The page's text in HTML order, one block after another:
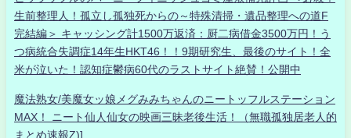
生前整理人！孤立し孤独死からの～特殊清掃・遺品整理への道F
完結編＞ キャッシング計1500万返済：厨二病借金3500万円！う
つ病統合失調症14年生HKT46！！9期研究生、最後のサイト！全
米が泣いた！認知症鬱病60代のラストサイト絶賛！公開中
魔法熟女/美魔女ッ娘メグみみちゃんのニートッフルステーション
MAX！ ニート仙人仙女の映画三昧老後生活！（無職孤独居老人的
まとめ速報Z)]